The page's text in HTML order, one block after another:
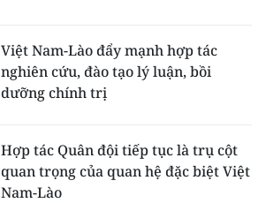
Việt Nam-Lào đẩy mạnh hợp tác
nghiên cứu, đào tạo lý luận, bồi
dưỡng chính trị
Hợp tác Quân đội tiếp tục là trụ cột
quan trọng của quan hệ đặc biệt Việt
Nam-Lào